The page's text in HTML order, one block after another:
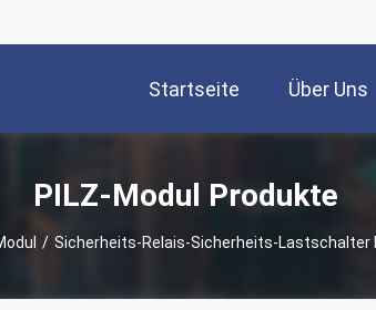
Startseite Über Uns
PILZ-Modul Produkte
/ Sicherheits-Relais-Sicherheits-Lastschalter